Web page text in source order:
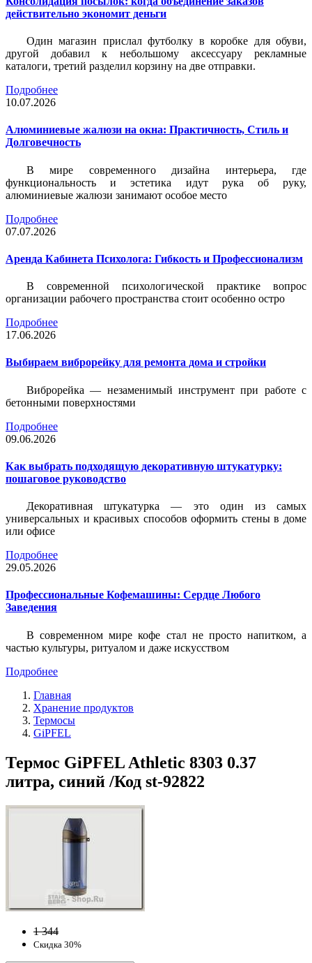
действительно экономит деньги
Один магазин прислал футболку в коробке для обуви,
другой добавил к небольшому аксессуару рекламные
каталоги, третий разделил корзину на две отправки.
Подробнее
10.07.2026
Алюминиевые жалюзи на окна: Практичность, Стиль и
Долговечность
В мире современного дизайна интерьера, где
функциональность и эстетика идут рука об руку,
алюминиевые жалюзи занимают особое место
Подробнее
07.07.2026
Аренда Кабинета Психолога: Гибкость и Профессионализм
В современной психологической практике вопрос
организации рабочего пространства стоит особенно остро
Подробнее
17.06.2026
Выбираем виброрейку для ремонта дома и стройки
Виброрейка — незаменимый инструмент при работе с
бетонными поверхностями
Подробнее
09.06.2026
Как выбрать подходящую декоративную штукатурку:
пошаговое руководство
Декоративная штукатурка — это один из самых
универсальных и красивых способов оформить стены в доме
или офисе
Подробнее
29.05.2026
Профессиональные Кофемашины: Сердце Любого
Заведения
В современном мире кофе стал не просто напитком, а
частью культуры, ритуалом и даже искусством
Подробнее
Главная
Хранение продуктов
Термосы
GiPFEL
Термос GiPFEL Athletic 8303 0.37
литра, синий /Код st-92822
1 344
Скидка 30%